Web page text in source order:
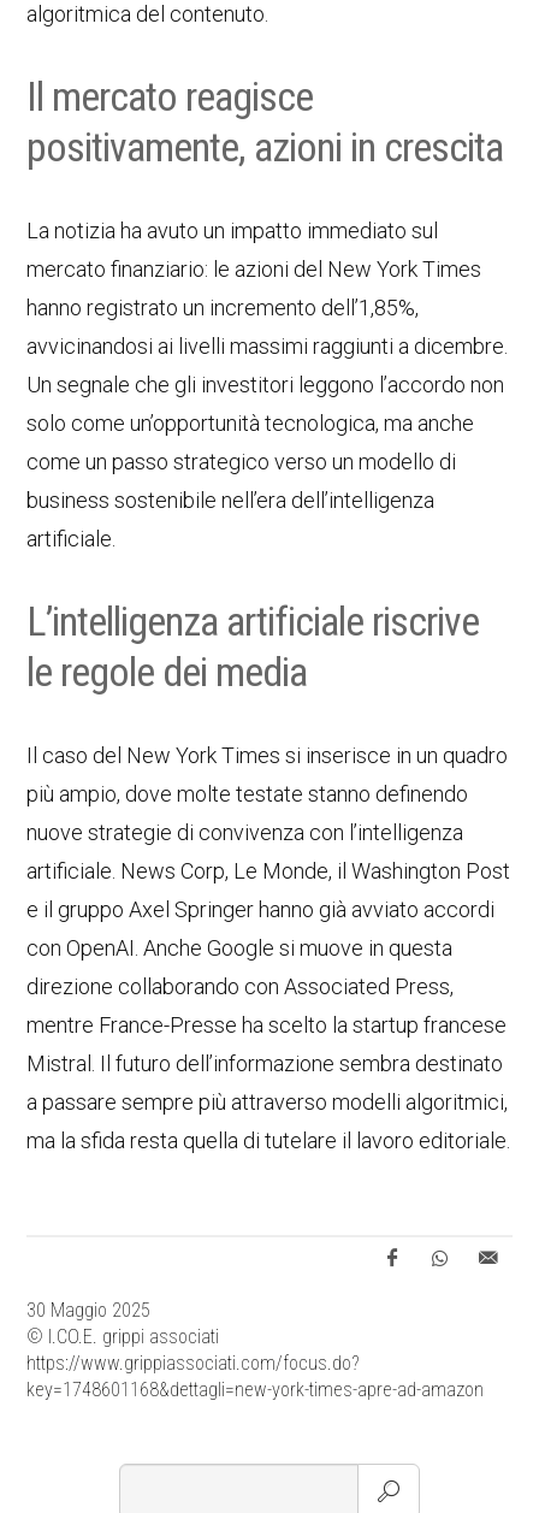
algoritmica del contenuto.
Il mercato reagisce
positivamente, azioni in crescita
La notizia ha avuto un impatto immediato sul
mercato finanziario: le azioni del New York Times
hanno registrato un incremento dell’1,85%,
avvicinandosi ai livelli massimi raggiunti a dicembre.
Un segnale che gli investitori leggono l’accordo non
solo come un’opportunità tecnologica, ma anche
come un passo strategico verso un modello di
business sostenibile nell’era dell’intelligenza
artificiale.
L’intelligenza artificiale riscrive
le regole dei media
Il caso del New York Times si inserisce in un quadro
più ampio, dove molte testate stanno definendo
nuove strategie di convivenza con l’intelligenza
artificiale. News Corp, Le Monde, il Washington Post
e il gruppo Axel Springer hanno già avviato accordi
con OpenAI. Anche Google si muove in questa
direzione collaborando con Associated Press,
mentre France-Presse ha scelto la startup francese
Mistral. Il futuro dell’informazione sembra destinato
a passare sempre più attraverso modelli algoritmici,
ma la sfida resta quella di tutelare il lavoro editoriale.
30 Maggio 2025
© I.CO.E. grippi associati
https://www.grippiassociati.com/focus.do?
key=1748601168&dettagli=new-york-times-apre-ad-amazon